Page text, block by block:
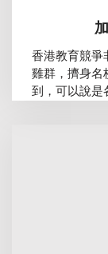
香港教育競爭
雞群，擠身名
到，可以說是